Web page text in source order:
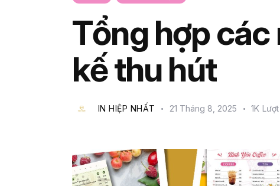
Tổng hợp các
kế thu hút
IN HIỆP NHẤT 21 Tháng 8, 2025 1K